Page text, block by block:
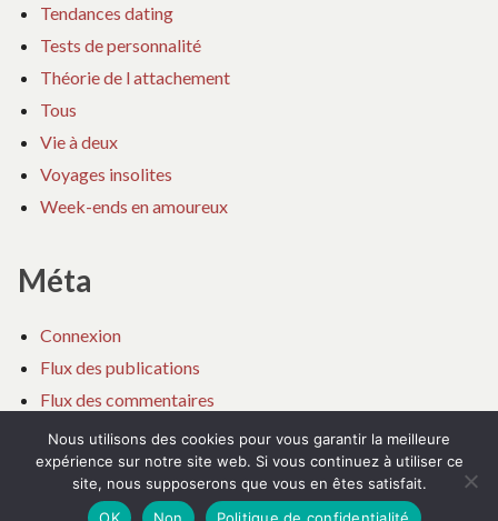
Tendances dating
Tests de personnalité
Théorie de l attachement
Tous
Vie à deux
Voyages insolites
Week-ends en amoureux
Méta
Connexion
Flux des publications
Flux des commentaires
Site de WordPress-FR
Nous utilisons des cookies pour vous garantir la meilleure
expérience sur notre site web. Si vous continuez à utiliser ce
site, nous supposerons que vous en êtes satisfait.
OK
Non Politique de confidentialité